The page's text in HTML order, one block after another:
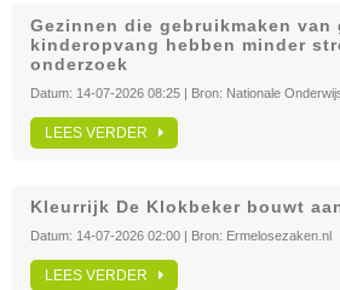
Gezinnen die gebruikmaken van
kinderopvang hebben minder
onderzoek
Datum: 14-07-2026 08:25 | Bron: Nationale
LEES VERDER
Kleurrijk De Klokbeker bouwt
Datum: 14-07-2026 02:00 | Bron: Ermelosezaken.nl
LEES VERDER